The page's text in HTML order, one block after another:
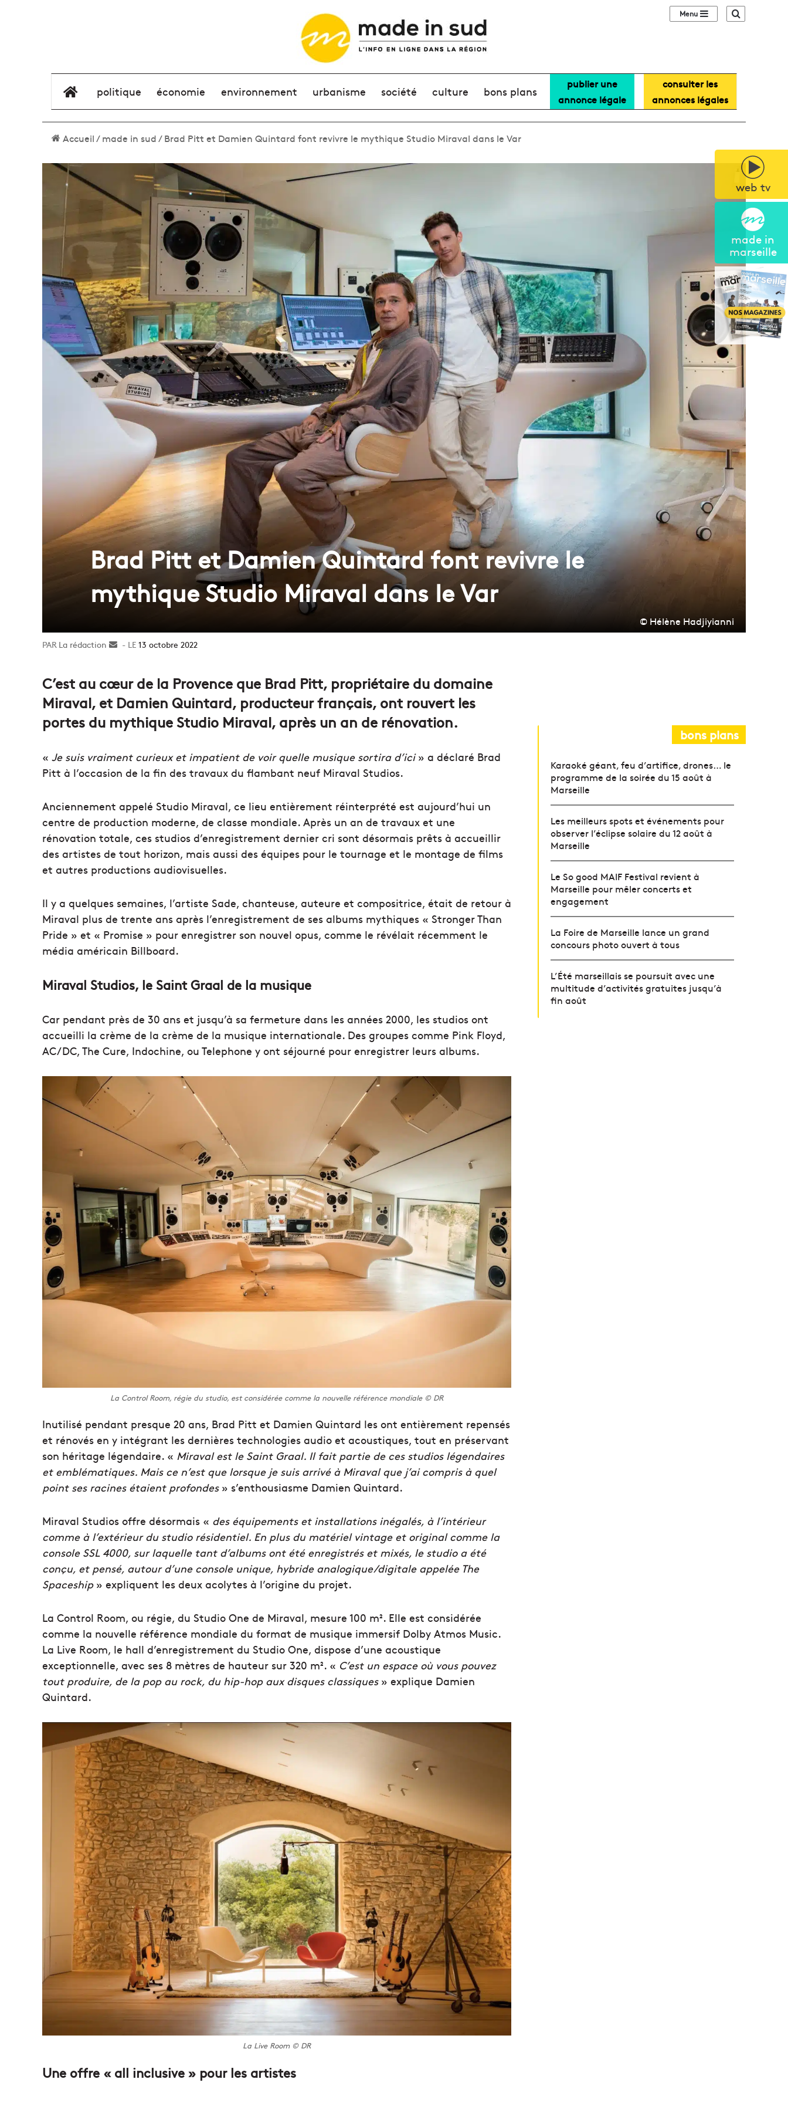
web tv
made in
marseille
Sidebar (barre
élément de menu
politique économie environnement urbanisme société culture bons plans
publier une
annonce légale
consulter les
annonces légales
Accueil/made in sud/Brad Pitt et Damien Quintard font revivre le mythique Studio Miraval dans le Var
Brad Pitt et Damien Quintard font revivre le
mythique Studio Miraval dans le Var
© Hélène Hadjiyianni
La rédaction
Envoyer13 octobre 2022
C’est au cœur de la Provence que Brad Pitt, propriétaire du domaine
Miraval, et Damien Quintard, producteur français, ont rouvert les
portes du mythique Studio Miraval, après un an de rénovation.
« Je suis vraiment curieux et impatient de voir quelle musique sortira d’ici» a déclaré Brad
Pitt à l’occasion de la fin des travaux du flambant neuf Miraval Studios.
Anciennement appelé Studio Miraval, ce lieu entièrement réinterprété est aujourd’hui un
centre de production moderne, de classe mondiale. Après un an de travaux et une
rénovation totale, ces studios d’enregistrement dernier cri sont désormais prêts à accueillir
des artistes de tout horizon, mais aussi des équipes pour le tournage et le montage de films
et autres productions audiovisuelles.
Il y a quelques semaines, l’artiste Sade, chanteuse, auteure et compositrice, était de retour à
Miraval plus de trente ans après l’enregistrement de ses albums mythiques « Stronger Than
Pride » et « Promise » pour enregistrer son nouvel opus, comme le révélait récemment le
média américain Billboard.
Miraval Studios, le Saint Graal de la musique
Car pendant près de 30 ans et jusqu’à sa fermeture dans les années 2000, les studios ont
accueilli la crème de la crème de la musique internationale. Des groupes comme Pink Floyd,
AC/DC, The Cure, Indochine, ou Telephone y ont séjourné pour enregistrer leurs albums.
La Control Room, régie du studio, est considérée comme la nouvelle référence mondiale © DR
Inutilisé pendant presque 20 ans, Brad Pitt et Damien Quintard les ont entièrement repensés
et rénovés en y intégrant les dernières technologies audio et acoustiques, tout en préservant
son héritage légendaire. « Miraval est le Saint Graal. Il fait partie de ces studios légendaires
et emblématiques. Mais ce n’est que lorsque je suis arrivé à Miraval que j’ai compris à quel
point ses racines étaient profondes» s’enthousiasme Damien Quintard.
Miraval Studios offre désormais « des équipements et installations inégalés, à l’intérieur
comme à l’extérieur du studio résidentiel. En plus du matériel vintage et original comme la
console SSL 4000, sur laquelle tant d’albums ont été enregistrés et mixés, le studio a été
conçu, et pensé, autour d’une console unique, hybride analogique/digitale appelée The
Spaceship» expliquent les deux acolytes à l’origine du projet.
La Control Room, ou régie, du Studio One de Miraval, mesure 100 m². Elle est considérée
comme la nouvelle référence mondiale du format de musique immersif Dolby Atmos Music.
La Live Room, le hall d’enregistrement du Studio One, dispose d’une acoustique
exceptionnelle, avec ses 8 mètres de hauteur sur 320 m². « C’est un espace où vous pouvez
tout produire, de la pop au rock, du hip-hop aux disques classiques» explique Damien
Quintard.
La Live Room © DR
Une offre « all inclusive » pour les artistes
bons plans
Karaoké géant, feu d’artifice, drones… le
programme de la soirée du 15 août à
Marseille
Les meilleurs spots et événements pour
observer l’éclipse solaire du 12 août à
Marseille
Le So good MAIF Festival revient à
Marseille pour mêler concerts et
engagement
La Foire de Marseille lance un grand
concours photo ouvert à tous
L’Été marseillais se poursuit avec une
multitude d’activités gratuites jusqu’à
fin août